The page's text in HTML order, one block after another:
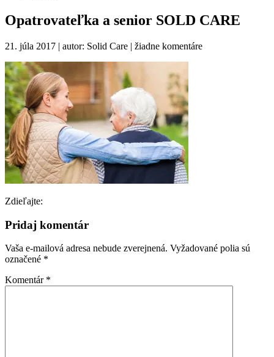
Opatrovateľka a senior SOLD CARE
21. júla 2017 | autor: Solid Care | žiadne komentáre
Zdieľajte:
Pridaj komentár
Vaša e-mailová adresa nebude zverejnená. Vyžadované polia sú
označené *
Komentár *